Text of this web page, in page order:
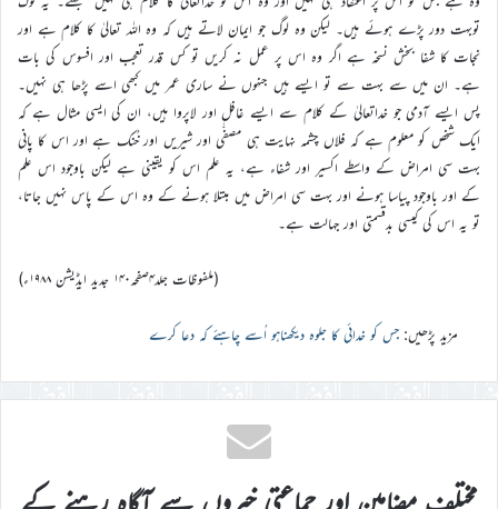
توبہت دور پڑے ہوئے ہیں۔ لیکن وہ لوگ جو ایمان لاتے ہیں کہ وہ اللہ تعالیٰ کا کلام ہے اور
نجات کا شفا بخش نسخہ ہے اگر وہ اس پر عمل نہ کریں تو کس قدر تعجب اور افسوس کی بات
ہے۔ ان میں سے بہت سے تو ایسے ہیں جنہوں نے ساری عمر میں کبھی اسے پڑھا ہی نہیں۔
پس ایسے آدمی جو خداتعالیٰ کے کلام سے ایسے غافل اور لاپروا ہیں، ان کی ایسی مثال ہے کہ
ایک شخص کو معلوم ہے کہ فلاں چشمہ نہایت ہی مصفّٰی اور شیریں اور خُنک ہے اور اس کا پانی
بہت سی امراض کے واسطے اکسیر اور شفاء ہے، یہ علم اس کو یقینی ہے لیکن باوجود اس علم
کے اور باوجود پیاسا ہونے اور بہت سی امراض میں مبتلا ہونے کے وہ اس کے پاس نہیں جاتا،
تو یہ اس کی کیسی بدقسمتی اور جہالت ہے۔
(ملفوظات جلد۴صفحہ۱۴۰ جدید ایڈیشن ۱۹۸۸ء)
مزید پڑھیں: جس کو خدائی کا جلوہ دیکھناہو اُسے چاہئے کہ دعا کرے
مختلف مضامین اور جماعتی خبروں سے آگاہ رہنے کے